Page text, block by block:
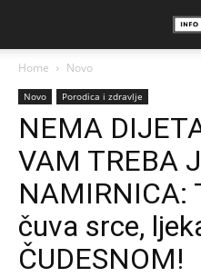
Home Novo
Novo Porodica i zdravlje
NEMA
VAM TREBA
NAMIRNICA:
čuva srce,
ČUDESNOM!